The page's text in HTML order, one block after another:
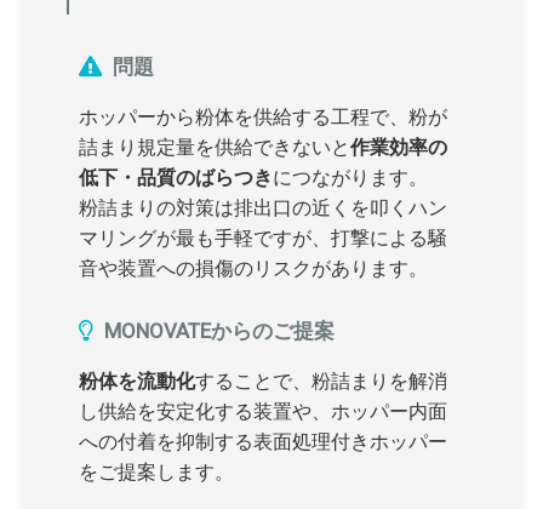
問題
ホッパーから粉体を供給する工程で、粉が
詰まり規定量を供給できないと作業効率の
低下・品質のばらつきにつながります。
粉詰まりの対策は排出口の近くを叩くハン
マリングが最も手軽ですが、打撃による騒
音や装置への損傷のリスクがあります。
MONOVATEからのご提案
粉体を流動化することで、粉詰まりを解消
し供給を安定化する装置や、ホッパー内面
への付着を抑制する表面処理付きホッパー
をご提案します。